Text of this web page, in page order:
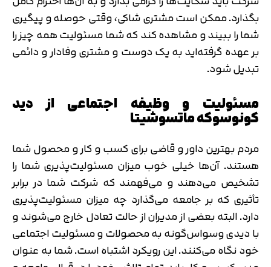
بگذارد. ممکن است مشتری شاکی، وقتی حوصله و پیگیری
شما را ببیند و مشاهده کند که شما مسئولیت همه چیز را
بر عهده گرفته‌اید به یک دوست و مشتری وفادار و دائمی
تبدیل شود.
مسئولیت و وظیفه اجتماعی از دید
کونوسوکه ماتسوشیتا
مردم بهترین داور و قاضی برای کسب و کار و محصول شما
هستند. آن‌ها خیلی خوب میزان مسئولیت‌پذیری شما را
تشخیص می‌دهند و می‌فهمند که شرکت‌ شما در برابر
تأثیری که بر جامعه می‌گذارد چه میزان مسئولیت‌پذیری
دارد. البته بعضی از مدیران از حالت تعادل خارج می‌شوند و
با دیدی وسواس‌گونه به محصولات و مسئولیت اجتماعی
خود نگاه می‌کنند. این رویکرد اشتباه است. شما به عنوان